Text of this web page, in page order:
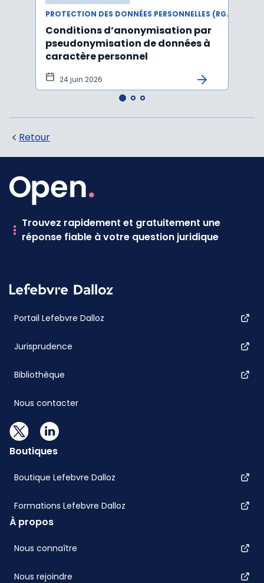
PROTECTION DES DONNÉES PERSONNELLES (RGPD)
Conditions d’anonymisation par
pseudonymisation de données à
caractère personnel
24 juin 2026
Retour
Trouvez rapidement et gratuitement une
réponse fiable à votre question juridique
Portail Lefebvre Dalloz
Jurisprudence
Bibliothèque
Nous contacter
Boutiques
Boutique Lefebvre Dalloz
Formations Lefebvre Dalloz
À propos
Nous connaître
Nous rejoindre